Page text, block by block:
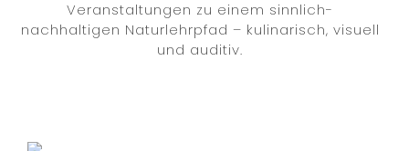
Veranstaltungen zu einem sinnlich-
nachhaltigen Naturlehrpfad – kulinarisch, visuell
und auditiv.